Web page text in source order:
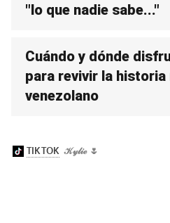
"lo que nadie sabe..."
Cuándo y dónde
para revivir la historia
venezolano